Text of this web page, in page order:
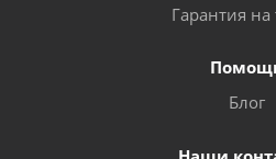
Гарантия на
Блог